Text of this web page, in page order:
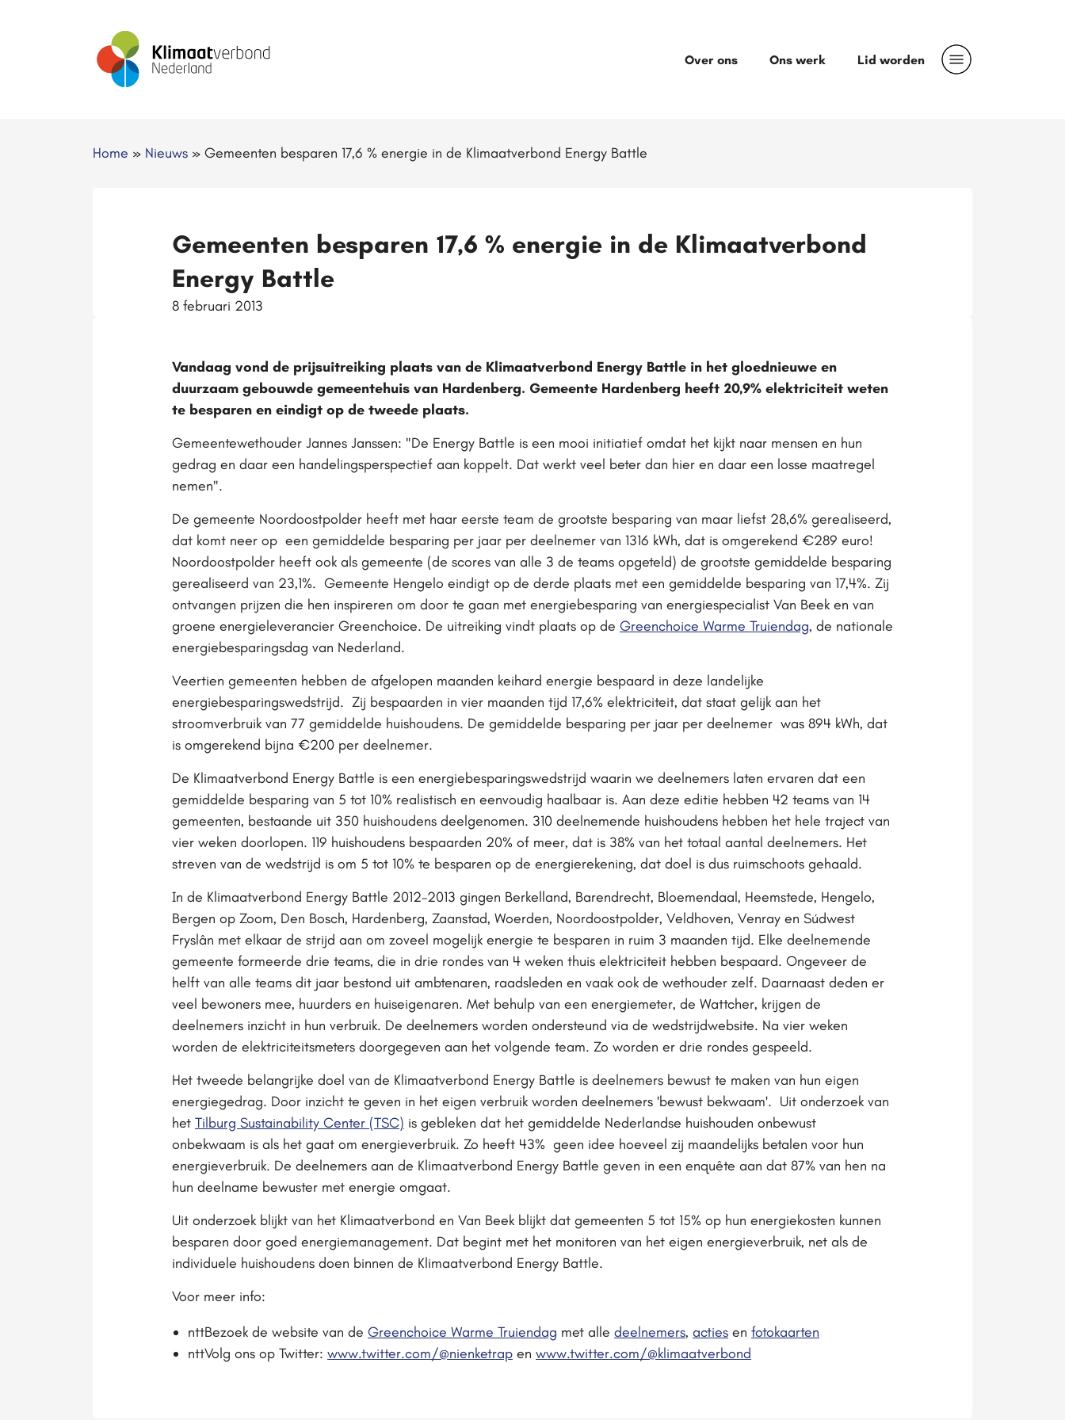
Over ons Ons werk Lid worden
Home » Nieuws » Gemeenten besparen 17,6 % energie in de Klimaatverbond Energy Battle
Gemeenten besparen 17,6 % energie in de Klimaatverbond
Energy Battle
8 februari 2013
Vandaag vond de prijsuitreiking plaats van de Klimaatverbond Energy Battle in het gloednieuwe en
duurzaam gebouwde gemeentehuis van Hardenberg. Gemeente Hardenberg heeft 20,9% elektriciteit weten
te besparen en eindigt op de tweede plaats.
Gemeentewethouder Jannes Janssen: "De Energy Battle is een mooi initiatief omdat het kijkt naar mensen en hun
gedrag en daar een handelingsperspectief aan koppelt. Dat werkt veel beter dan hier en daar een losse maatregel
nemen".
De gemeente Noordoostpolder heeft met haar eerste team de grootste besparing van maar liefst 28,6% gerealiseerd,
dat komt neer op een gemiddelde besparing per jaar per deelnemer van 1316 kWh, dat is omgerekend €289 euro!
Noordoostpolder heeft ook als gemeente (de scores van alle 3 de teams opgeteld) de grootste gemiddelde besparing
gerealiseerd van 23,1%. Gemeente Hengelo eindigt op de derde plaats met een gemiddelde besparing van 17,4%. Zij
ontvangen prijzen die hen inspireren om door te gaan met energiebesparing van energiespecialist Van Beek en van
groene energieleverancier Greenchoice. De uitreiking vindt plaats op de Greenchoice Warme Truiendag, de nationale
energiebesparingsdag van Nederland.
Veertien gemeenten hebben de afgelopen maanden keihard energie bespaard in deze landelijke
energiebesparingswedstrijd. Zij bespaarden in vier maanden tijd 17,6% elektriciteit, dat staat gelijk aan het
stroomverbruik van 77 gemiddelde huishoudens. De gemiddelde besparing per jaar per deelnemer was 894 kWh, dat
is omgerekend bijna €200 per deelnemer.
De Klimaatverbond Energy Battle is een energiebesparingswedstrijd waarin we deelnemers laten ervaren dat een
gemiddelde besparing van 5 tot 10% realistisch en eenvoudig haalbaar is. Aan deze editie hebben 42 teams van 14
gemeenten, bestaande uit 350 huishoudens deelgenomen. 310 deelnemende huishoudens hebben het hele traject van
vier weken doorlopen. 119 huishoudens bespaarden 20% of meer, dat is 38% van het totaal aantal deelnemers. Het
streven van de wedstrijd is om 5 tot 10% te besparen op de energierekening, dat doel is dus ruimschoots gehaald.
In de Klimaatverbond Energy Battle 2012-2013 gingen Berkelland, Barendrecht, Bloemendaal, Heemstede, Hengelo,
Bergen op Zoom, Den Bosch, Hardenberg, Zaanstad, Woerden, Noordoostpolder, Veldhoven, Venray en Súdwest
Fryslân met elkaar de strijd aan om zoveel mogelijk energie te besparen in ruim 3 maanden tijd. Elke deelnemende
gemeente formeerde drie teams, die in drie rondes van 4 weken thuis elektriciteit hebben bespaard. Ongeveer de
helft van alle teams dit jaar bestond uit ambtenaren, raadsleden en vaak ook de wethouder zelf. Daarnaast deden er
veel bewoners mee, huurders en huiseigenaren. Met behulp van een energiemeter, de Wattcher, krijgen de
deelnemers inzicht in hun verbruik. De deelnemers worden ondersteund via de wedstrijdwebsite. Na vier weken
worden de elektriciteitsmeters doorgegeven aan het volgende team. Zo worden er drie rondes gespeeld.
Het tweede belangrijke doel van de Klimaatverbond Energy Battle is deelnemers bewust te maken van hun eigen
energiegedrag. Door inzicht te geven in het eigen verbruik worden deelnemers 'bewust bekwaam'. Uit onderzoek van
het Tilburg Sustainability Center (TSC) is gebleken dat het gemiddelde Nederlandse huishouden onbewust
onbekwaam is als het gaat om energieverbruik. Zo heeft 43% geen idee hoeveel zij maandelijks betalen voor hun
energieverbruik. De deelnemers aan de Klimaatverbond Energy Battle geven in een enquête aan dat 87% van hen na
hun deelname bewuster met energie omgaat.
Uit onderzoek blijkt van het Klimaatverbond en Van Beek blijkt dat gemeenten 5 tot 15% op hun energiekosten kunnen
besparen door goed energiemanagement. Dat begint met het monitoren van het eigen energieverbruik, net als de
individuele huishoudens doen binnen de Klimaatverbond Energy Battle.
Voor meer info:
nttBezoek de website van de Greenchoice Warme Truiendag met alle deelnemers, acties en fotokaarten
nttVolg ons op Twitter: www.twitter.com/@nienketrap en www.twitter.com/@klimaatverbond